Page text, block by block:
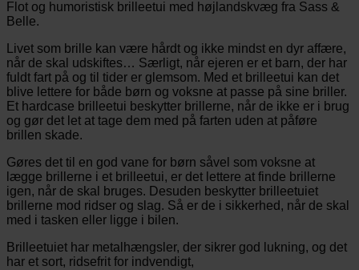
Flot og humoristisk brilleetui med højlandskvæg fra Sass &
Belle.
Livet som brille kan være hårdt og ikke mindst en dyr affære,
når de skal udskiftes… Særligt, når ejeren er et barn, der har
fuldt fart på og til tider er glemsom. Med et brilleetui kan det
blive lettere for både børn og voksne at passe på sine briller.
Et hardcase brilleetui beskytter brillerne, når de ikke er i brug
og gør det let at tage dem med på farten uden at påføre
brillen skade.
Gøres det til en god vane for børn såvel som voksne at
lægge brillerne i et brilleetui, er det lettere at finde brillerne
igen, når de skal bruges. Desuden beskytter brilleetuiet
brillerne mod ridser og slag. Så er de i sikkerhed, når de skal
med i tasken eller ligge i bilen.
Brilleetuiet har metalhængsler, der sikrer god lukning, og det
har et sort, ridsefrit for indvendigt,